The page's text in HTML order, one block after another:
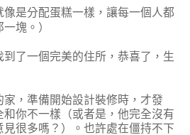
像是分配蛋糕一樣，讓每一個人都
塊。）
了一個完美的住所，恭喜了，生
，準備開始設計裝修時，才發
你不一樣（或者是，他完全沒有
很多嗎？）。也許處在僵持不下